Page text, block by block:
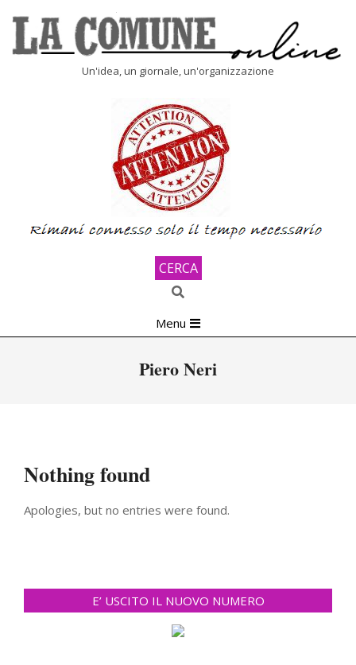
content
Un'idea, un giornale, un'organizzazione
CERCA
Search
Navigation
Menu
Piero Neri
Nothing found
Apologies, but no entries were found.
E’ USCITO IL NUOVO NUMERO